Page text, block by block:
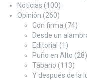
Noticias (100)
Opinión (260)
Con firma (74)
Desde un
Editorial (1)
Puño en Alto (28)
Tábano (113)
Y después de la